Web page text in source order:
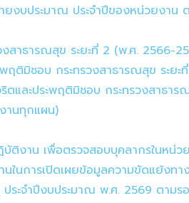
ยงบประมาณ ประจำปีของหน่วยงาน
สาธารณสุข ระยะที่ 2 (พ.ศ. 2566-
ฤติมิชอบ กระทรวงสาธารณสุข ระย
และประพฤติมิชอบ กระทรวงสาธา
านทุกแผน)
ติงาน เพื่อตรวจสอบบุคลากรในหน่
นการเปิดเผยข้อมูลความขัดแย้งทา
ะจำปีงบประมาณ พ.ศ. 2569 ตามรอ